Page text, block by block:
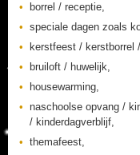
borrel / receptie,
speciale dagen zoals
kerstfeest / kerstborrel
bruiloft / huwelijk,
housewarming,
naschoolse opvang /
/ kinderdagverblijf,
themafeest,